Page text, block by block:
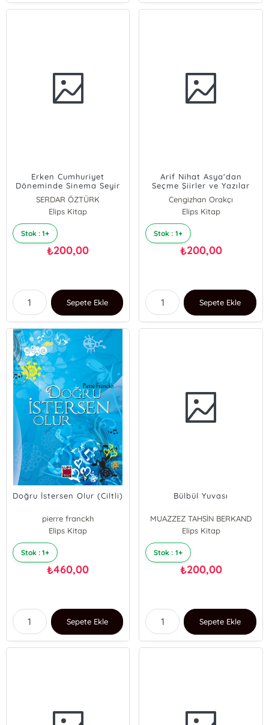
Erken Cumhuriyet
Döneminde Sinema Seyir
Siyaset
SERDAR ÖZTÜRK
Elips Kitap
Stok : 1+
₺200,00
Sepete Ekle
Arif Nihat Asya'dan
Seçme Şiirler ve Yazılar
Cengizhan Orakçı
Elips Kitap
Stok : 1+
₺200,00
Sepete Ekle
Doğru İstersen Olur (Ciltli)
pierre franckh
Elips Kitap
Stok : 1+
₺460,00
Sepete Ekle
Bülbül Yuvası
MUAZZEZ TAHSİN BERKAND
Elips Kitap
Stok : 1+
₺200,00
Sepete Ekle